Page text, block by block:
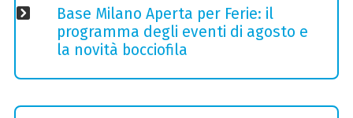
Base Milano Aperta per Ferie: il
programma degli eventi di agosto e
la novità bocciofila